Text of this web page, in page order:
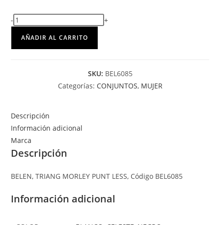
- +
AÑADIR AL CARRITO
SKU: BEL6085
Categorías: CONJUNTOS, MUJER
Descripción
Información adicional
Marca
Descripción
BELEN, TRIANG MORLEY PUNT LESS, Código BEL6085
Información adicional